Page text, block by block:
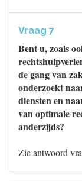
Vraag 7
Bent u, zoals
de gang van
onderzoekt
diensten en
van optimale
anderzijds?
Zie antwoord